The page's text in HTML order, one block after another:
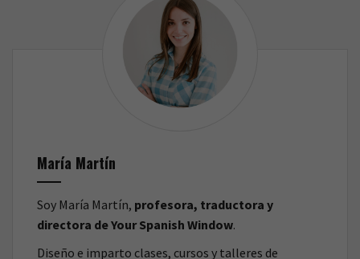
María Martín
Soy María Martín, profesora, traductora y
directora de Your Spanish Window.
Diseño e imparto clases, cursos y talleres de